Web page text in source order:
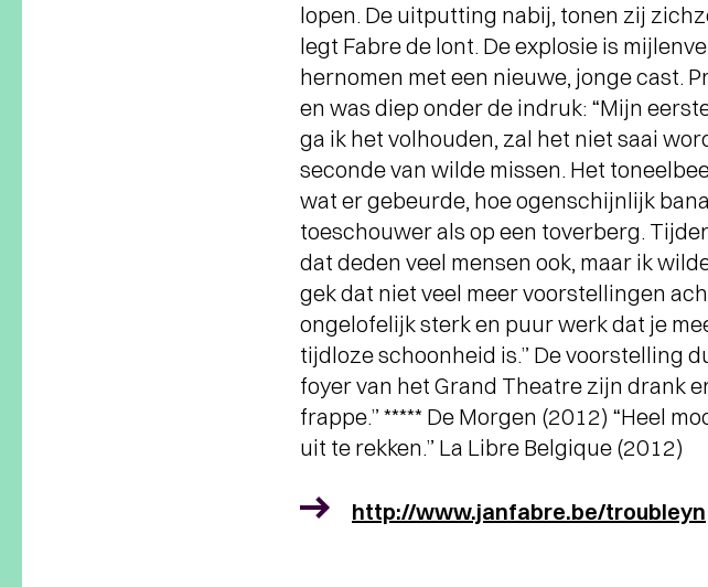
lopen. De uitputting nabij, tonen zij
legt Fabre de lont. De explosie is
hernomen met een nieuwe, jonge cast.
en was diep onder de indruk: “Mijn
ga ik het volhouden, zal het niet saai
seconde van wilde missen. Het
wat er gebeurde, hoe ogenschijnlijk
toeschouwer als op een toverberg.
dat deden veel mensen ook, maar ik
gek dat niet veel meer voorstellingen
ongelofelijk sterk en puur werk dat je
tijdloze schoonheid is.” De voorstelling
foyer van het Grand Theatre zijn drank
frappe.” ***** De Morgen (2012) “Heel
uit te rekken.” La Libre Belgique (2012)
http://www.janfabre.be/troubleyn